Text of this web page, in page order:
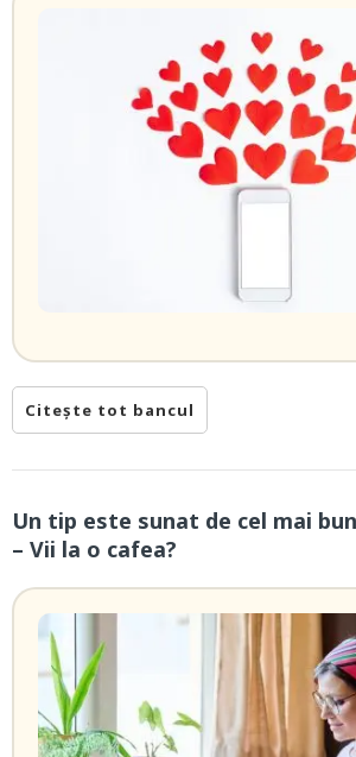
Citește tot bancul
Un tip este sunat de cel mai
– Vii la o cafea?